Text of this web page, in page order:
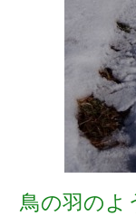
鳥の羽のよ